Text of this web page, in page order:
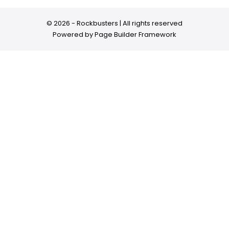
© 2026 - Rockbusters | All rights reserved
Powered byPage Builder Framework